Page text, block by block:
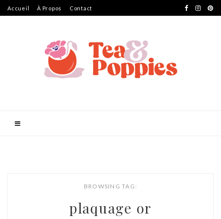
Accueil À Propos Contact
BROWSING TAG:
plaquage or